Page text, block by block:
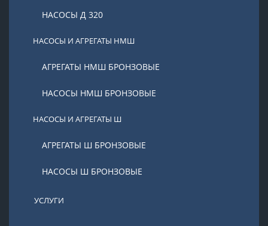
НАСОСЫ Д 320
НАСОСЫ И АГРЕГАТЫ НМШ
АГРЕГАТЫ НМШ БРОНЗОВЫЕ
НАСОСЫ НМШ БРОНЗОВЫЕ
НАСОСЫ И АГРЕГАТЫ Ш
АГРЕГАТЫ Ш БРОНЗОВЫЕ
НАСОСЫ Ш БРОНЗОВЫЕ
УСЛУГИ